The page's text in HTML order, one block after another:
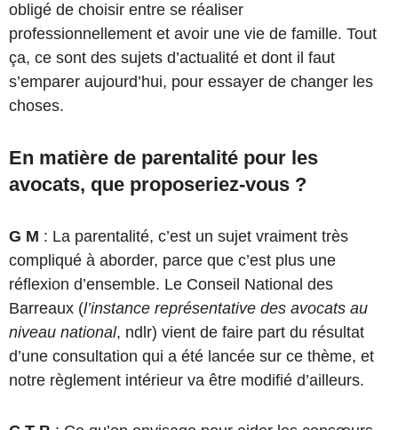
obligé de choisir entre se réaliser
professionnellement et avoir une vie de famille. Tout
ça, ce sont des sujets d’actualité et dont il faut
s’emparer aujourd’hui, pour essayer de changer les
choses.
En matière de parentalité pour les
avocats, que proposeriez-vous ?
G M : La parentalité, c’est un sujet vraiment très
compliqué à aborder, parce que c’est plus une
réflexion d’ensemble. Le Conseil National des
Barreaux (l’instance représentative des avocats au
niveau national, ndlr) vient de faire part du résultat
d’une consultation qui a été lancée sur ce thème, et
notre règlement intérieur va être modifié d’ailleurs.